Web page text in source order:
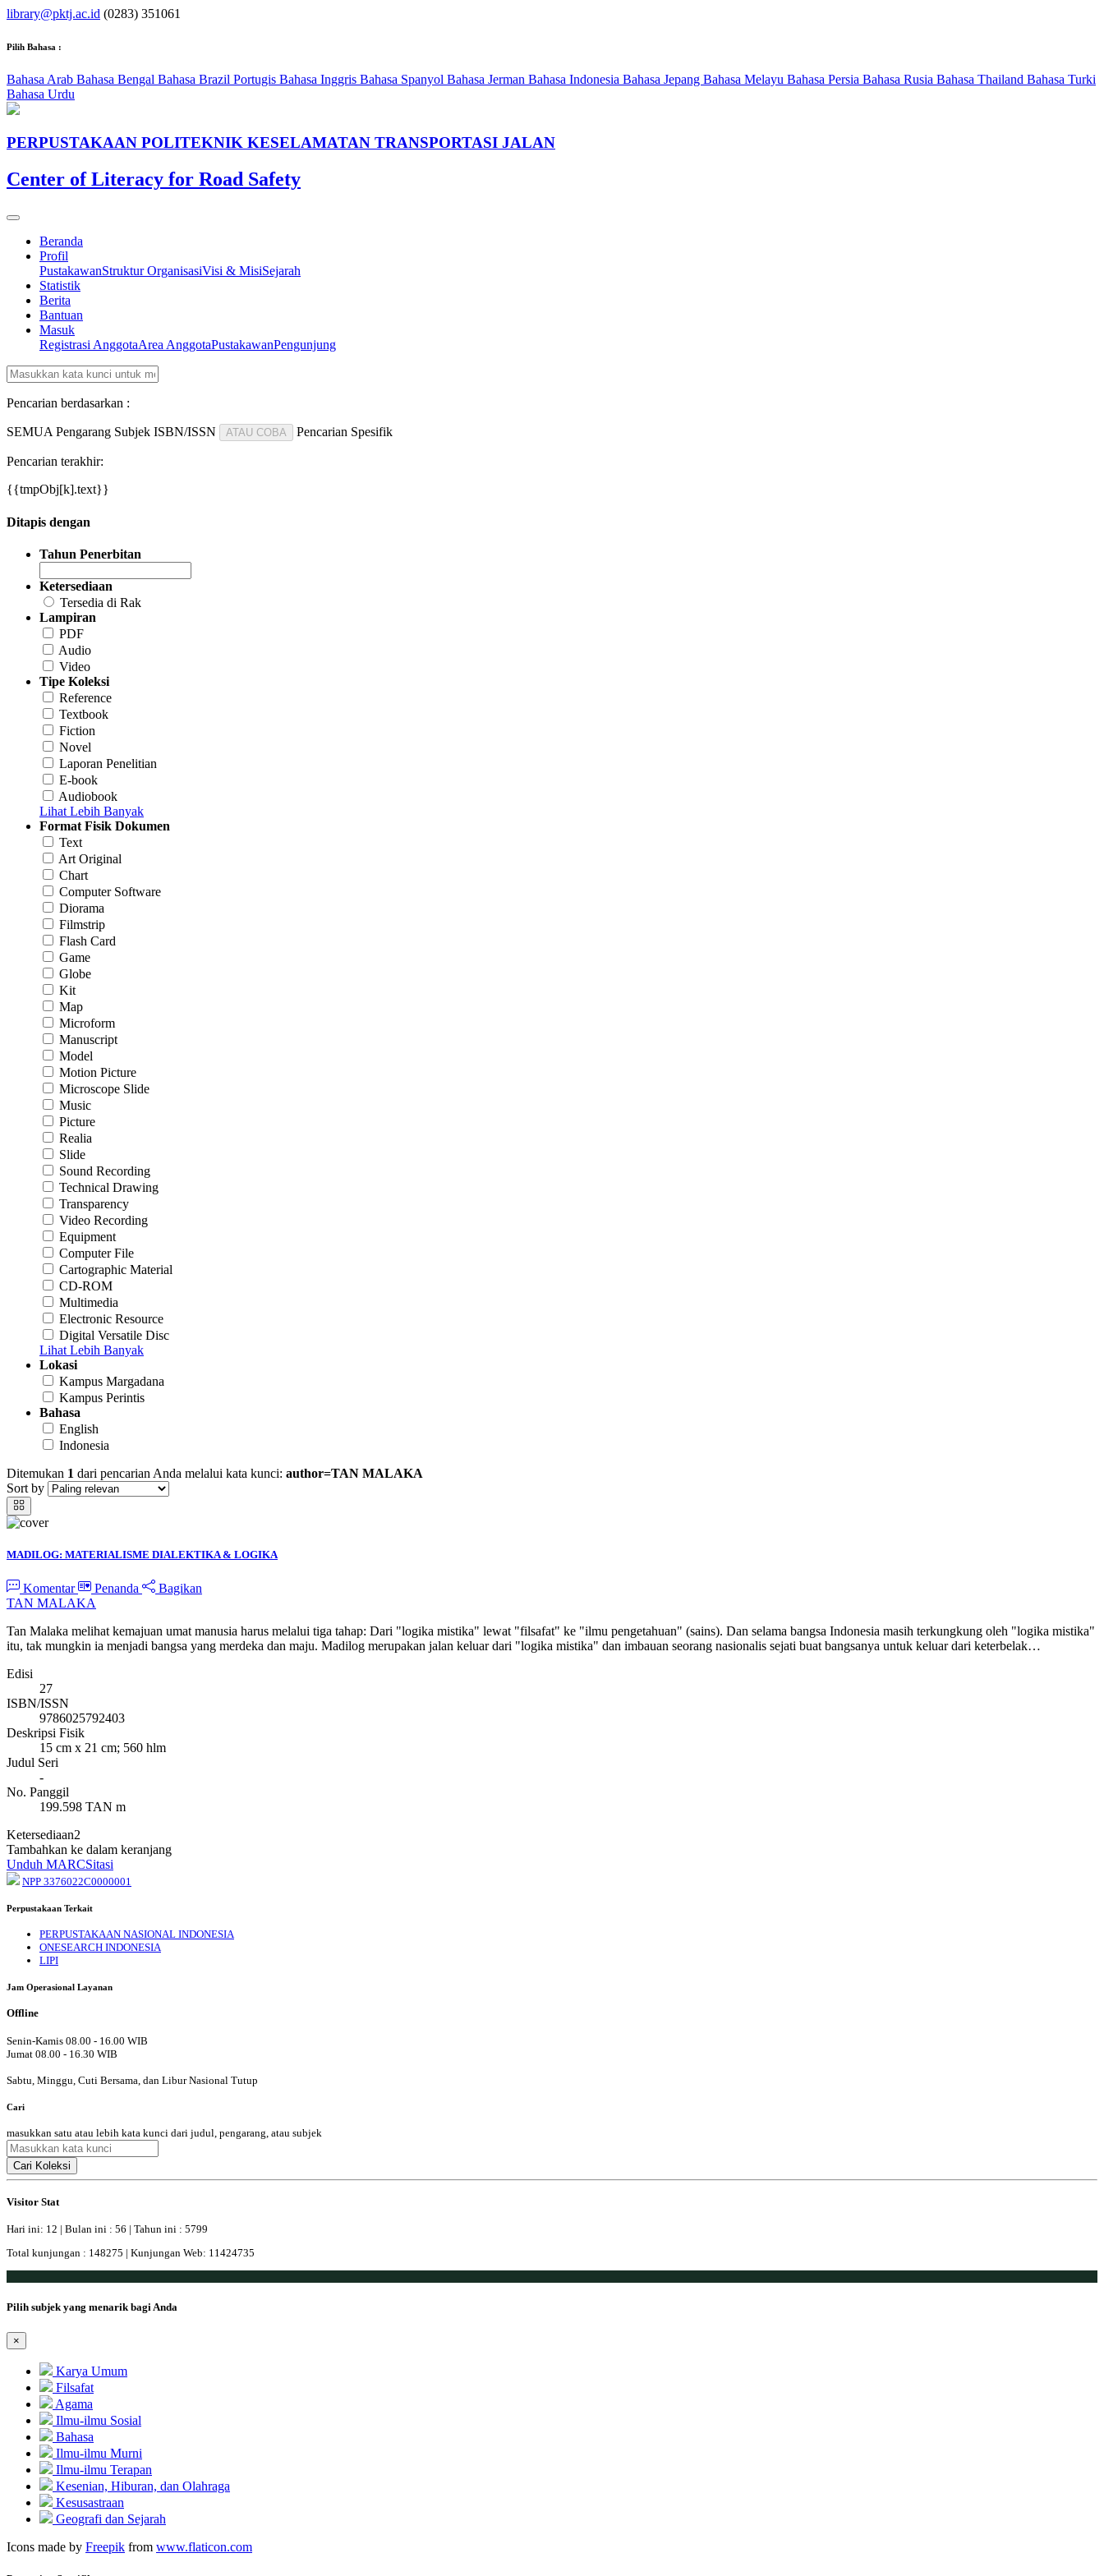
library@pktj.ac.id (0283) 351061
Pilih Bahasa :
Bahasa Arab Bahasa Bengal Bahasa Brazil Portugis Bahasa Inggris Bahasa Spanyol Bahasa Jerman Bahasa Indonesia Bahasa Jepang Bahasa Melayu Bahasa Persia Bahasa Rusia Bahasa Thailand Bahasa Turki
Bahasa Urdu
PERPUSTAKAAN POLITEKNIK KESELAMATAN TRANSPORTASI JALAN
Center of Literacy for Road Safety
Beranda
Profil
PustakawanStruktur OrganisasiVisi & MisiSejarah
Statistik
Berita
Bantuan
Masuk
Registrasi AnggotaArea AnggotaPustakawanPengunjung
Pencarian berdasarkan :
SEMUA Pengarang Subjek ISBN/ISSN ATAU COBA Pencarian Spesifik
Pencarian terakhir:
{{tmpObj[k].text}}
Ditapis dengan
Tahun Penerbitan
Ketersediaan
Tersedia di Rak
Lampiran
PDF
Audio
Video
Tipe Koleksi
Reference
Textbook
Fiction
Novel
Laporan Penelitian
E-book
Audiobook
Lihat Lebih Banyak
Format Fisik Dokumen
Text
Art Original
Chart
Computer Software
Diorama
Filmstrip
Flash Card
Game
Globe
Kit
Map
Microform
Manuscript
Model
Motion Picture
Microscope Slide
Music
Picture
Realia
Slide
Sound Recording
Technical Drawing
Transparency
Video Recording
Equipment
Computer File
Cartographic Material
CD-ROM
Multimedia
Electronic Resource
Digital Versatile Disc
Lihat Lebih Banyak
Lokasi
Kampus Margadana
Kampus Perintis
Bahasa
English
Indonesia
Ditemukan 1 dari pencarian Anda melalui kata kunci: author=TAN MALAKA
Sort by
MADILOG: MATERIALISME DIALEKTIKA & LOGIKA
Komentar Penanda
Bagikan
TAN MALAKA
Tan Malaka melihat kemajuan umat manusia harus melalui tiga tahap: Dari "logika mistika" lewat "filsafat" ke "ilmu pengetahuan" (sains). Dan selama bangsa Indonesia masih terkungkung oleh "logika mistika"
itu, tak mungkin ia menjadi bangsa yang merdeka dan maju. Madilog merupakan jalan keluar dari "logika mistika" dan imbauan seorang nasionalis sejati buat bangsanya untuk keluar dari keterbelak…
Edisi
27
ISBN/ISSN
9786025792403
Deskripsi Fisik
15 cm x 21 cm; 560 hlm
Judul Seri
-
No. Panggil
199.598 TAN m
Ketersediaan2
Tambahkan ke dalam keranjang
Unduh MARCSitasi
NPP 3376022C0000001
Perpustakaan Terkait
PERPUSTAKAAN NASIONAL INDONESIA
ONESEARCH INDONESIA
LIPI
Jam Operasional Layanan
Offline
Senin-Kamis 08.00 - 16.00 WIB
Jumat 08.00 - 16.30 WIB
Sabtu, Minggu, Cuti Bersama, dan Libur Nasional Tutup
Cari
masukkan satu atau lebih kata kunci dari judul, pengarang, atau subjek
Cari Koleksi
Visitor Stat
Hari ini: 12 | Bulan ini : 56 | Tahun ini : 5799
Total kunjungan : 148275 | Kunjungan Web: 11424735
Pilih subjek yang menarik bagi Anda
×
Karya Umum
Filsafat
Agama
Ilmu-ilmu Sosial
Bahasa
Ilmu-ilmu Murni
Ilmu-ilmu Terapan
Kesenian, Hiburan, dan Olahraga
Kesusastraan
Geografi dan Sejarah
Icons made by Freepik from www.flaticon.com